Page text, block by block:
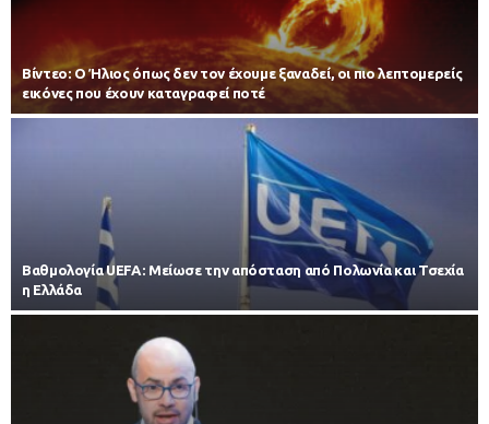
Βίντεο: Ο Ήλιος όπως δεν τον έχουμε ξαναδεί, οι πιο λεπτομερείς
εικόνες που έχουν καταγραφεί ποτέ
Βαθμολογία UEFA: Μείωσε την απόσταση από Πολωνία και Τσεχία
η Ελλάδα